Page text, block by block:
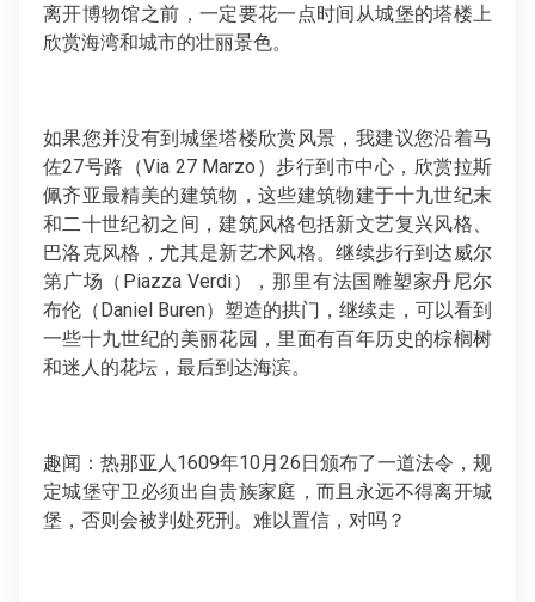
离开博物馆之前，一定要花一点时间从城堡的塔楼上
欣赏海湾和城市的壮丽景色。
如果您并没有到城堡塔楼欣赏风景，我建议您沿着马
佐27号路（Via 27 Marzo）步行到市中心，欣赏拉斯
佩齐亚最精美的建筑物，这些建筑物建于十九世纪末
和二十世纪初之间，建筑风格包括新文艺复兴风格、
巴洛克风格，尤其是新艺术风格。继续步行到达威尔
第广场（Piazza Verdi），那里有法国雕塑家丹尼尔
布伦（Daniel Buren）塑造的拱门，继续走，可以看到
一些十九世纪的美丽花园，里面有百年历史的棕榈树
和迷人的花坛，最后到达海滨。
趣闻：热那亚人1609年10月26日颁布了一道法令，规
定城堡守卫必须出自贵族家庭，而且永远不得离开城
堡，否则会被判处死刑。难以置信，对吗？